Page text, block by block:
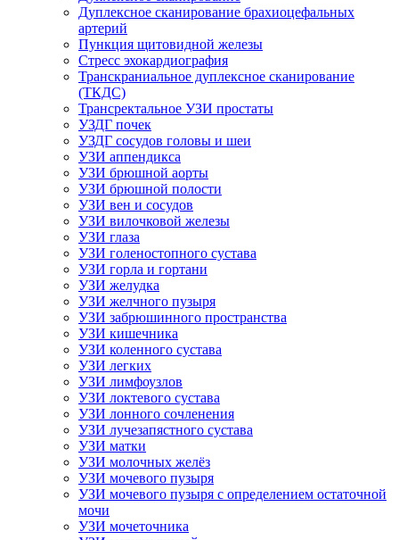
Дуплексное сканирование брахиоцефальных
артерий
Пункция щитовидной железы
Стресс эхокардиография
Транскраниальное дуплексное сканирование
(ТКДС)
Трансректальное УЗИ простаты
УЗДГ почек
УЗДГ сосудов головы и шеи
УЗИ аппендикса
УЗИ брюшной аорты
УЗИ брюшной полости
УЗИ вен и сосудов
УЗИ вилочковой железы
УЗИ глаза
УЗИ голеностопного сустава
УЗИ горла и гортани
УЗИ желудка
УЗИ желчного пузыря
УЗИ забрюшинного пространства
УЗИ кишечника
УЗИ коленного сустава
УЗИ легких
УЗИ лимфоузлов
УЗИ локтевого сустава
УЗИ лонного сочленения
УЗИ лучезапястного сустава
УЗИ матки
УЗИ молочных желёз
УЗИ мочевого пузыря
УЗИ мочевого пузыря с определением остаточной
мочи
УЗИ мочеточника